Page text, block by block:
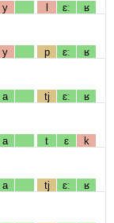
y l ɛː ʁ
y p ɛː ʁ
a tj ɛː ʁ
a t ɛ k
a tj ɛː ʁ